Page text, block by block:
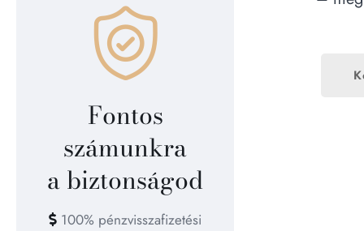
Fontos
számunkra
a biztonságod
100% pénzvisszafizetési